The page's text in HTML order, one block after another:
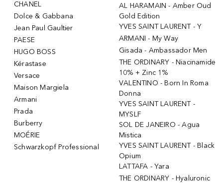
CHANEL
Dolce & Gabbana
Jean Paul Gaultier
PAESE
HUGO BOSS
Kérastase
Versace
Maison Margiela
Armani
Prada
Burberry
MOÉRIE
Schwarzkopf Professional
AL HARAMAIN - Amber Oud
Gold Edition
YVES SAINT LAURENT - Y
ARMANI - My Way
Gisada - Ambassador Men
THE ORDINARY - Niacinamide
10% + Zinc 1%
VALENTINO - Born In Roma
Donna
YVES SAINT LAURENT -
MYSLF
SOL DE JANEIRO - Agua
Mistica
YVES SAINT LAURENT - Black
Opium
LATTAFA - Yara
THE ORDINARY - Hyaluronic